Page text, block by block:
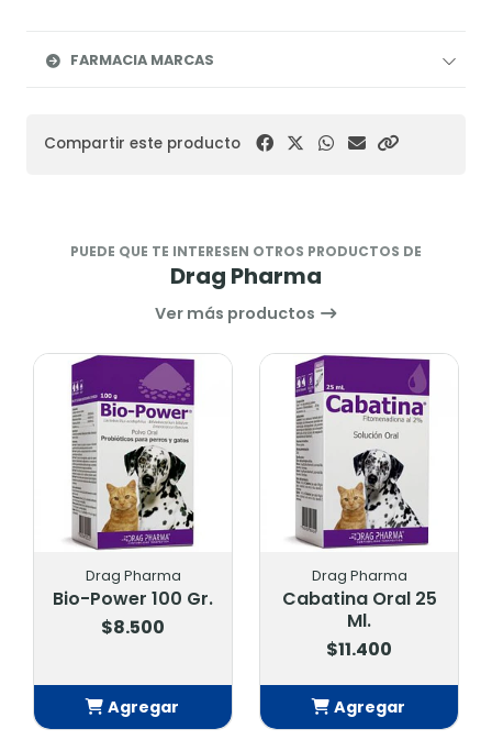
FARMACIA MARCAS
Compartir este producto
PUEDE QUE TE INTERESEN OTROS PRODUCTOS DE
Drag Pharma
Ver más productos
Drag Pharma
Bio-Power 100 Gr.
$8.500
Agregar
Drag Pharma
Cabatina Oral 25
Ml.
$11.400
Agregar